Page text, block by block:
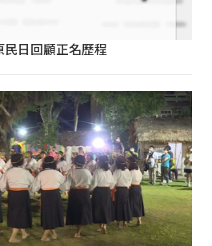
日回顧正名歷程